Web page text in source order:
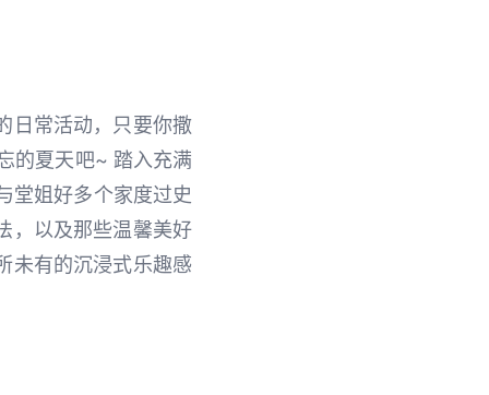
日常活动，只要你撒
的夏天吧~ 踏入充满
堂姐好多个家度过史
，以及那些温馨美好
未有的沉浸式乐趣感